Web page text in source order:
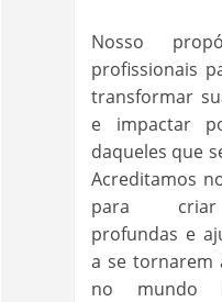
Nosso
profissionais
transformar
e impactar
daqueles que
Acreditamos
para criar
profundas e
a se tornarem
no mundo